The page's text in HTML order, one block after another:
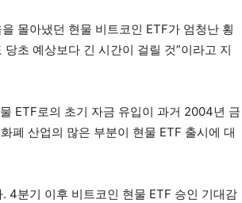
몰아냈던 현물 비트코인 ETF가 엄청난 횡
초 예상보다 긴 시간이 걸릴 것”이라고 지
ETF로의 초기 자금 유입이 과거 2004년 금
폐 산업의 많은 부분이 현물 ETF 출시에 대
4분기 이후 비트코인 현물 ETF 승인 기대감